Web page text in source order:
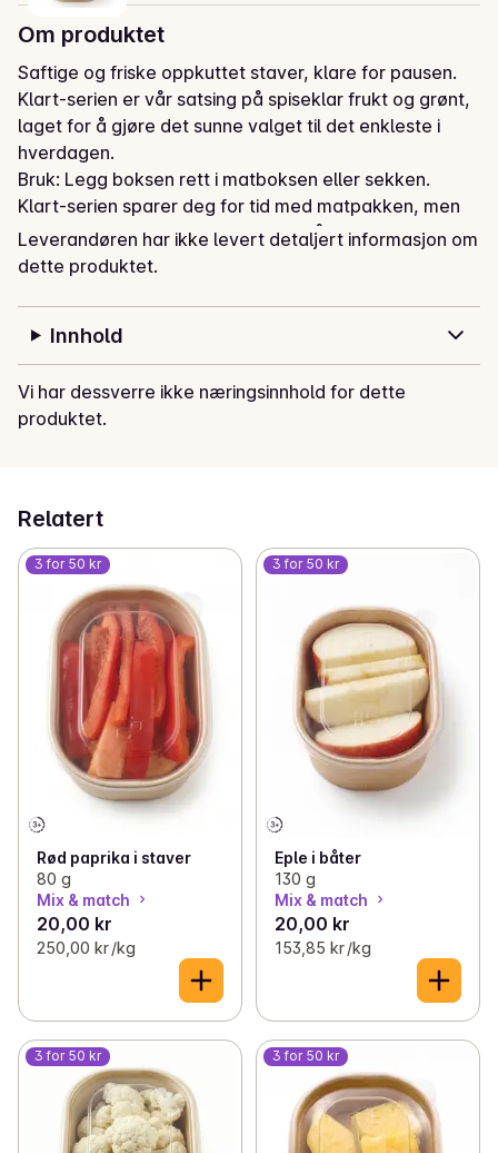
Om produktet
Saftige og friske oppkuttet staver, klare for pausen.
Klart-serien er vår satsing på spiseklar frukt og grønt,
laget for å gjøre det sunne valget til det enkleste i
hverdagen.
Bruk: Legg boksen rett i matboksen eller sekken.
Klart-serien sparer deg for tid med matpakken, men
fungerer like godt som et mellommåltid eller en snack
på farta.
Leverandøren har ikke levert detaljert informasjon om
dette produktet.
Innhold
Vi har dessverre ikke næringsinnhold for dette
produktet.
Relatert
3 for 50 kr
Rød paprika i staver
80 g
Mix & match
20,00 kr
250,00 kr /kg
3 for 50 kr
Eple i båter
130 g
Mix & match
20,00 kr
153,85 kr /kg
3 for 50 kr 3 for 50 kr